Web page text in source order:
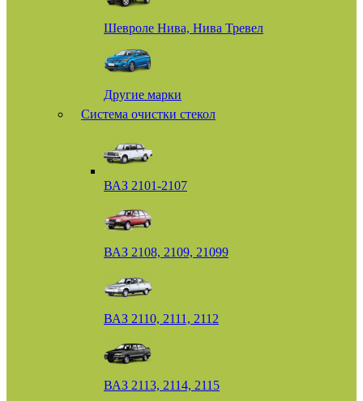
Шевроле Нива, Нива Тревел
Другие марки
Система очистки стекол
ВАЗ 2101-2107
ВАЗ 2108, 2109, 21099
ВАЗ 2110, 2111, 2112
ВАЗ 2113, 2114, 2115